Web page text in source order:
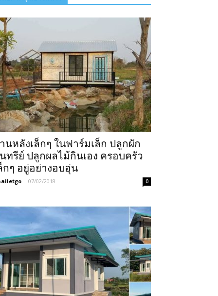
นหลังเล็กๆ ในฟาร์มเล็ก ปลูกผัก
ทรีย์ ปลูกผลไม้กินเอง ครอบครัว
กๆ อยู่อย่างอบอุ่น
- 07/02/2018 0